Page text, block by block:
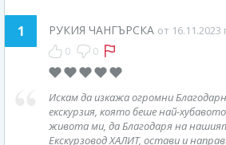
1 РУКИЯ ЧАНГЪРСКА от 16.11.2023
0 0
Искам да изкажа огромни
екскурзия, която беше най-
живота ми, да Благодаря на
Екскурзовод ХАЛИТ, остави и